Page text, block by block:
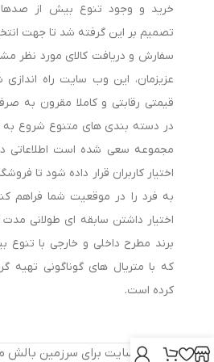
بالش‌های مموری فوم به دلیل قابلیت
ساخته شده‌اند که دوام و تهویه
ارتفاع بالش باید متناسب با وضعیت
پهلو می‌خوابند معمولاً به بالش بلندتر
خوابیدن به پشت با بالش‌های متوسط
وجود روکش قابل شست‌وشو می‌تواند
خرید و وجود تنوع بیش از صدها
تصمیم بر این گرفته شد تا جهت
سفارش و دریافت کالای مورد نظر
عزیزمان، این وب سایت راه
قیمتی رقابتی و کاملا مقرون به
در دسته بندی های متنوع شروع به
مجموعه سعی شده است اطلاعاتی
اختیار کاربران قرار داده شود تا
به فرد را در موقعیت شما فراهم
که با متریال های گوناگونی تهیه
کرده است.
© کلیه حقوق سایت برای سرزمین بالش